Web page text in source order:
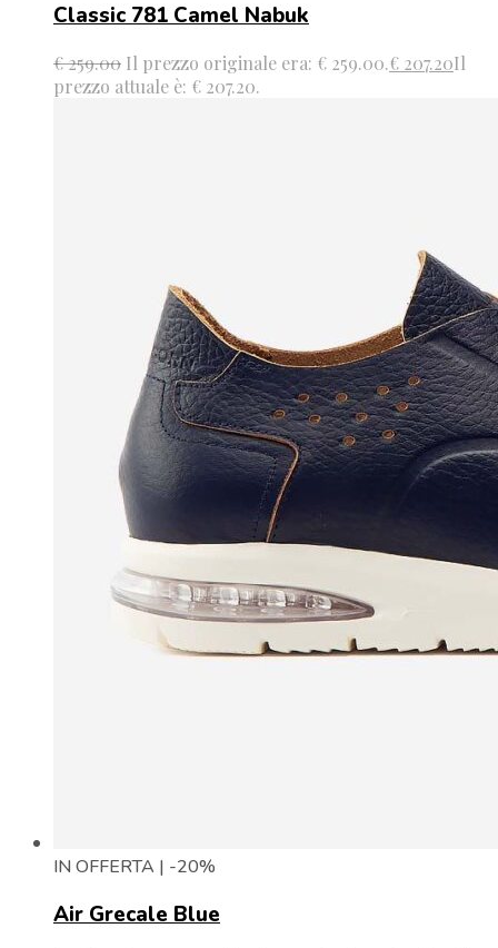
Classic 781 Camel Nabuk
€259.00 Il prezzo originale era: € 259.00.€ 207.20Il
prezzo attuale è: € 207.20.
IN OFFERTA | -20%
Air Grecale Blue